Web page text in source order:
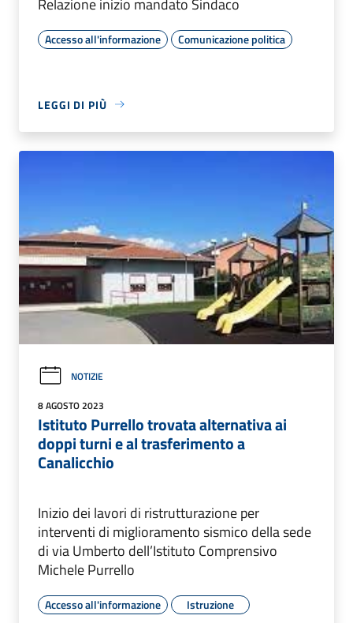
Accesso all'informazione Comunicazione politica
LEGGI DI PIÙ
NOTIZIE
8 AGOSTO 2023
Istituto Purrello trovata alternativa ai
doppi turni e al trasferimento a
Canalicchio
Inizio dei lavori di ristrutturazione per
interventi di miglioramento sismico della sede
di via Umberto dell’Istituto Comprensivo
Michele Purrello
Accesso all'informazione
Istruzione